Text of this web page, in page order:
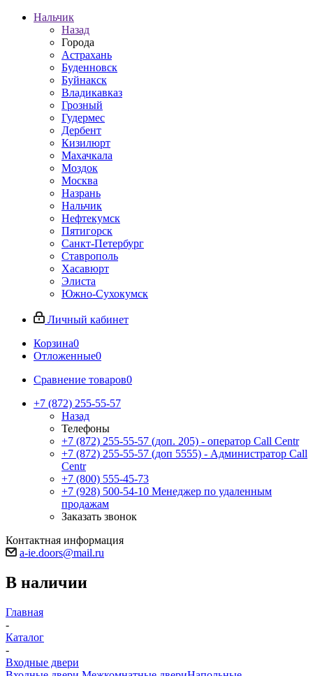
Нальчик
Назад
Города
Астрахань
Буденновск
Буйнакск
Владикавказ
Грозный
Гудермес
Дербент
Кизилюрт
Махачкала
Моздок
Москва
Назрань
Нальчик
Нефтекумск
Пятигорск
Санкт-Петербург
Ставрополь
Хасавюрт
Элиста
Южно-Сухокумск
Личный кабинет
Корзина0
Отложенные0
Сравнение товаров0
+7 (872) 255-55-57
Назад
Телефоны
+7 (872) 255-55-57 (доп. 205) - оператор Call Centr
+7 (872) 255-55-57 (доп 5555) - Администратор Call
Centr
+7 (800) 555-45-73
+7 (928) 500-54-10 Менеджер по удаленным
продажам
Заказать звонок
Контактная информация
a-ie.doors@mail.ru
В наличии
Главная
-
Каталог
-
Входные двери